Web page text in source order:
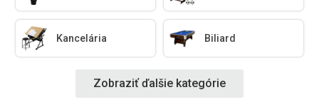
Kancelária Biliard
Zobraziť ďalšie kategórie